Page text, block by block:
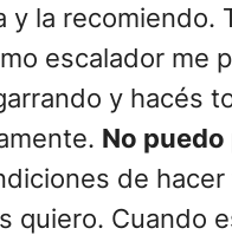
la
escalador me
y hacés
No
de
Cuando